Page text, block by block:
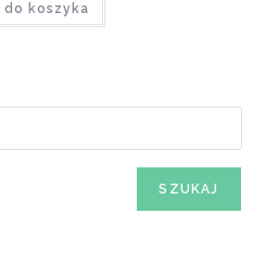
do koszyka
SZUKAJ